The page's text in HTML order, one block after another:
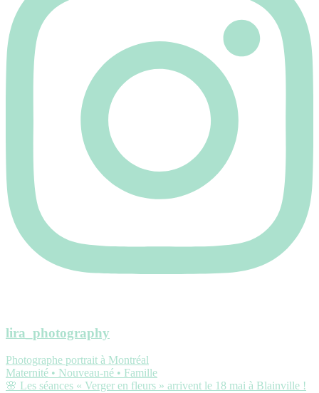
lira_photography
Photographe portrait à Montréal
Maternité • Nouveau-né • Famille
🌸 Les séances « Verger en fleurs » arrivent le 18 mai à Blainville !